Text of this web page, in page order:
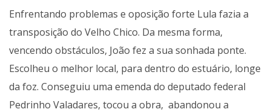
Enfrentando problemas e oposição forte Lula fazia a
transposição do Velho Chico. Da mesma forma,
vencendo obstáculos, João fez a sua sonhada ponte.
Escolheu o melhor local, para dentro do estuário, longe
da foz. Conseguiu uma emenda do deputado federal
Pedrinho Valadares, tocou a obra, abandonou a